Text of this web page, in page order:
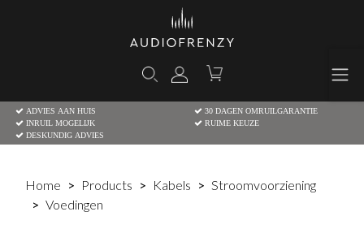
ADVIES AAN HUIS
30 DAGEN OMRUILGARANTIE
INRUIL MOGELIJK
RUIME KEUZE
DESKUNDIG ADVIES
Home Products Kabels
Stroomvoorziening
Voedingen